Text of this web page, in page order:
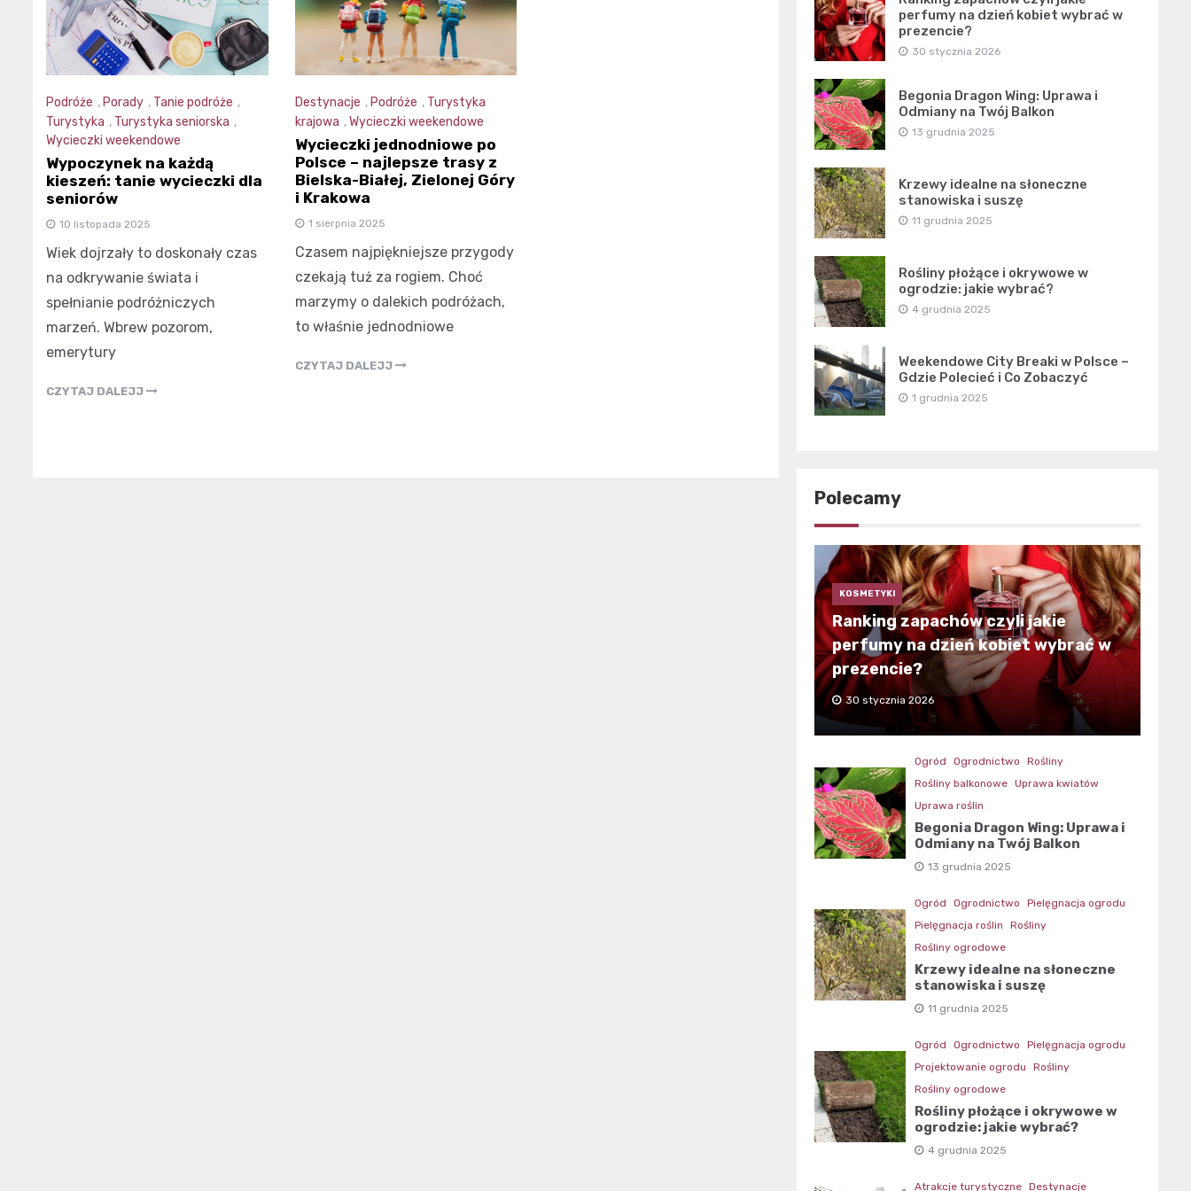
Podróże , Porady , Tanie podróże ,
Turystyka , Turystyka seniorska ,
Wycieczki weekendowe
Wypoczynek na każdą
kieszeń: tanie wycieczki dla
seniorów
10 listopada 2025
Wiek dojrzały to doskonały czas
na odkrywanie świata i
spełnianie podróżniczych
marzeń. Wbrew pozorom,
emerytury
CZYTAJ DALEJJ
Destynacje , Podróże , Turystyka
krajowa ,Wycieczki weekendowe
Wycieczki jednodniowe po
Polsce – najlepsze trasy z
Bielska-Białej, Zielonej Góry
i Krakowa
1 sierpnia 2025
Czasem najpiękniejsze przygody
czekają tuż za rogiem. Choć
marzymy o dalekich podróżach,
to właśnie jednodniowe
CZYTAJ DALEJJ
perfumy na dzień kobiet wybrać w
prezencie?
30 stycznia 2026
Begonia Dragon Wing: Uprawa i
Odmiany na Twój Balkon
13 grudnia 2025
Krzewy idealne na słoneczne
stanowiska i suszę
11 grudnia 2025
Rośliny płożące i okrywowe w
ogrodzie: jakie wybrać?
4 grudnia 2025
Weekendowe City Breaki w Polsce –
Gdzie Polecieć i Co Zobaczyć
1 grudnia 2025
Polecamy
KOSMETYKI
Ranking zapachów czyli jakie
perfumy na dzień kobiet wybrać w
prezencie?
30 stycznia 2026
Ogród Ogrodnictwo
Rośliny
Rośliny balkonowe Uprawa kwiatów
Uprawa roślin
Begonia Dragon Wing: Uprawa i
Odmiany na Twój Balkon
13 grudnia 2025
Ogród Ogrodnictwo
Pielęgnacja ogrodu
Pielęgnacja roślin
Rośliny
Rośliny ogrodowe
Krzewy idealne na słoneczne
stanowiska i suszę
11 grudnia 2025
Ogród Ogrodnictwo
Pielęgnacja ogrodu
Projektowanie ogrodu
Rośliny
Rośliny ogrodowe
Rośliny płożące i okrywowe w
ogrodzie: jakie wybrać?
4 grudnia 2025
Atrakcje turystyczne Destynacje